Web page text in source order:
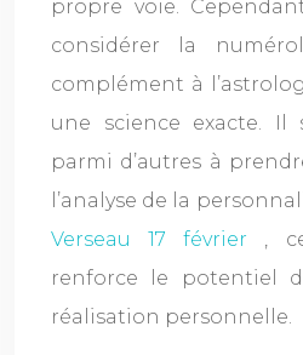
propre voie.
considérer la
complément à
une science exacte. Il
parmi d’autres à
l’analyse de la
Verseau 17 février ,
renforce le potentiel
réalisation personnelle.